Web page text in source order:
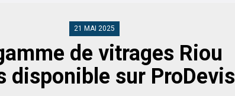
21 MAI 2025
de vitrages Riou
disponible sur ProDevis